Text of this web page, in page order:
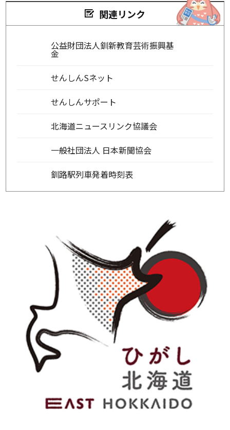
関連リンク
公益財団法人釧新教育芸術振興基
金
せんしんSネット
せんしんサポート
北海道ニュースリンク協議会
一般社団法人 日本新聞協会
釧路駅列車発着時刻表